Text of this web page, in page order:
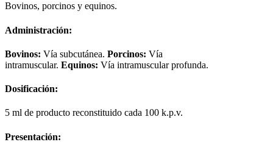
Bovinos, porcinos y equinos.
Administración:
Bovinos: Vía subcutánea. Porcinos: Vía
intramuscular. Equinos: Vía intramuscular profunda.
Dosificación:
5 ml de producto reconstituido cada 100 k.p.v.
Presentación: